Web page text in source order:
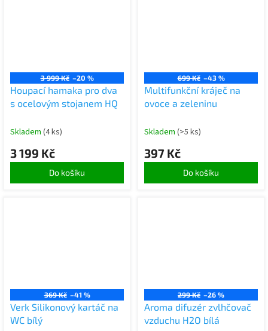
3 999 Kč –20 %
Houpací hamaka pro dva
s ocelovým stojanem HQ
Skladem (4 ks)
3 199 Kč
Do košíku
699 Kč –43 %
Multifunkční kráječ na
ovoce a zeleninu
Skladem (>5 ks)
397 Kč
Do košíku
369 Kč –41 %
Verk Silikonový kartáč na
WC bílý
299 Kč –26 %
Aroma difuzér zvlhčovač
vzduchu H2O bílá